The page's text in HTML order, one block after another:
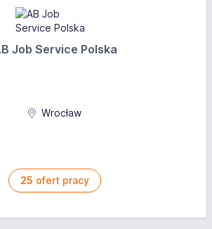
brutto: od 22,8 do 23,5 PLN
stawka godzinowa
Czasowy ze stawką
Job Service Polska
Wrocław
25 ofert pracy